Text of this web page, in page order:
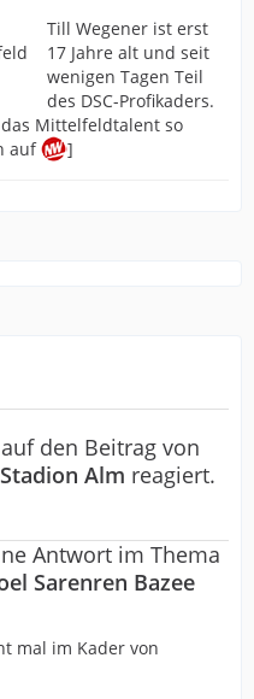
Till Wegener ist erst
17 Jahre alt und seit
wenigen Tagen Teil
des DSC-Profikaders.
Mittelfeldtalent so
auf
]
auf den Beitrag von
Stadion Alm reagiert.
Antwort im Thema
Sarenren Bazee
mal im Kader von